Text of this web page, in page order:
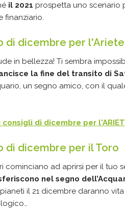
il 2021 prospetta uno scenario
finanziario.
di dicembre per l'Ariete
in bellezza! Ti sembra
la fine del transito di
un segno amico, con il
di dicembre per
di dicembre per il Toro
cominciano ad aprirsi per il tuo
nel segno
il 21 dicembre daranno